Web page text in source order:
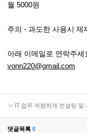
월 5000원
주의 - 과도한 사용시 제
아래 이메일로 연락주세
vonn220@gmail.com
IT 업무 저렴하게 컨설팅 및
댓글목록 0